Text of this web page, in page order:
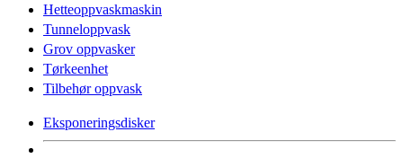
Hetteoppvaskmaskin
Tunneloppvask
Grov oppvasker
Tørkeenhet
Tilbehør oppvask
Eksponeringsdisker